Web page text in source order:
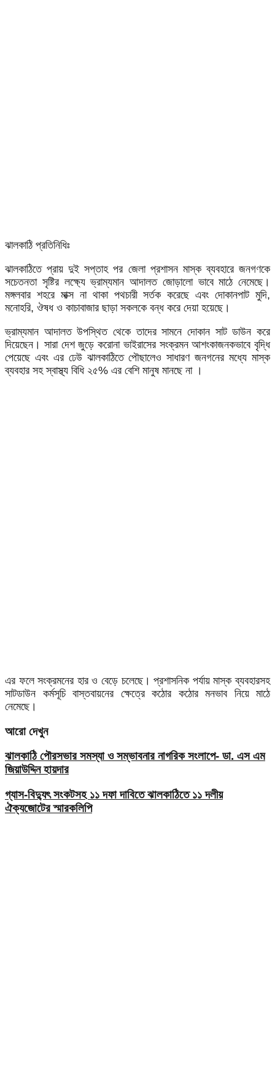
ঝালকাঠি প্রতিনিধিঃ
ঝালকাঠিতে প্রায় দুই সপ্তাহ পর জেলা প্রশাসন মাস্ক ব্যবহারে জনগণকে
সচেতনতা সৃষ্টির লক্ষ্যে ভ্রাম্যমান আদালত জোড়ালো ভাবে মাঠে নেমেছে।
মঙ্গলবার শহরে মাক্স না থাকা পথচারী সর্তক করেছে এবং দোকানপাট মুদি,
মনোহরি, ঔষধ ও কাচাবাজার ছাড়া সকলকে বন্ধ করে দেয়া হয়েছে।
ভ্রাম্যমান আদালত উপস্থিত থেকে তাদের সামনে দোকান সাট ডাউন করে
দিয়েছেন। সারা দেশ জুড়ে করোনা ভাইরাসের সংক্রমন আশংকাজনকভাবে বৃদ্ধি
পেয়েছে এবং এর ঢেউ ঝালকাঠিতে পৌছালেও সাধারণ জনগনের মধ্যে মাস্ক
ব্যবহার সহ স্বাস্থ্য বিধি ২৫% এর বেশি মানুষ মানছে না ।
এর ফলে সংক্রমনের হার ও বেড়ে চলেছে। প্রশাসনিক পর্যায় মাস্ক ব্যবহারসহ
সাটডাউন কর্মসূচি বাস্তবায়নের ক্ষেত্রে কঠোর কঠোর মনভাব নিয়ে মাঠে
নেমেছে।
আরো দেখুন
ঝালকাঠি পৌরসভার সমস্যা ও সম্ভাবনার নাগরিক সংলাপে- ডা. এস এম
জিয়াউদ্দিন হায়দার
গ্যাস-বিদ্যুৎ সংকটসহ ১১ দফা দাবিতে ঝালকাঠিতে ১১ দলীয়
ঐক্যজোটের স্মারকলিপি